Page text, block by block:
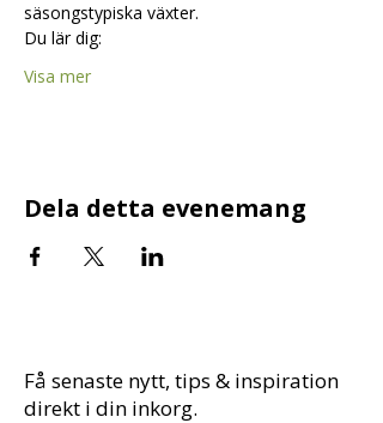
säsongstypiska växter.
Du lär dig:
Visa mer
Dela detta evenemang
Få senaste nytt, tips & inspiration
direkt i din inkorg.